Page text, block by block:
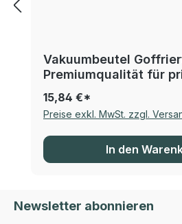
Vakuumbeutel
Premiumqualität für
15,84 €*
Preise exkl. MwSt. zzgl.
In den
Newsletter abonnieren